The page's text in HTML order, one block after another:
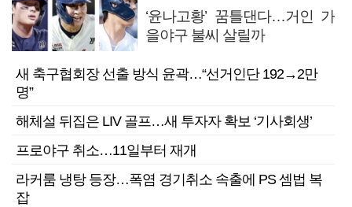
‘윤나고황’ 꿈틀댄다…거인 가
을야구 불씨 살릴까
새 축구협회장 선출 방식 윤곽…“선거인단 192→2만
명”
해체설 뒤집은 LIV 골프…새 투자자 확보 ‘기사회생’
프로야구 취소…11일부터 재개
라커룸 냉탕 등장…폭염 경기취소 속출에 PS 셈법 복
잡